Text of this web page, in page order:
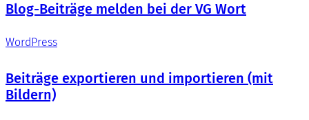
Blog-Beiträge melden bei der VG Wort
WordPress
Beiträge exportieren und importieren (mit
Bildern)